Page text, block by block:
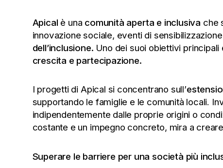
Apical è una comunità aperta e inclusiva che
innovazione sociale, eventi di
dell’inclusione. Uno dei suoi obiettivi principali
crescita e partecipazione.
I progetti di Apical si concentrano sull’
supportando le famiglie e le comunità locali.
indipendentemente dalle proprie origini o
costante e un impegno concreto, mira a
Superare le barriere per una società più